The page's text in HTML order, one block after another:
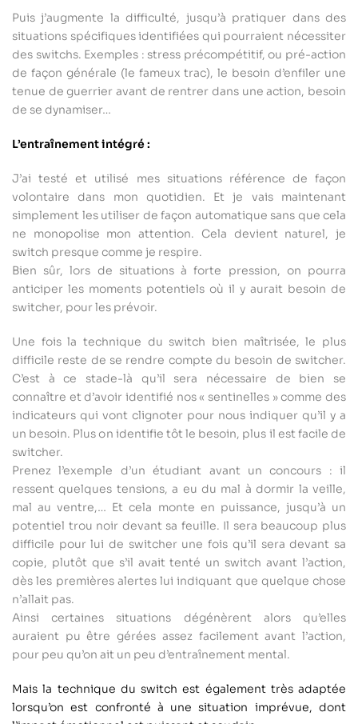
Puis j’augmente la difficulté, jusqu’à pratiquer dans des
situations spécifiques identifiées qui pourraient nécessiter
des switchs. Exemples : stress précompétitif, ou pré-action
de façon générale (le fameux trac), le besoin d’enfiler une
tenue de guerrier avant de rentrer dans une action, besoin
de se dynamiser…
L’entraînement intégré :
J’ai testé et utilisé mes situations référence de façon
volontaire dans mon quotidien. Et je vais maintenant
simplement les utiliser de façon automatique sans que cela
ne monopolise mon attention. Cela devient naturel, je
switch presque comme je respire.
Bien sûr, lors de situations à forte pression, on pourra
anticiper les moments potentiels où il y aurait besoin de
switcher, pour les prévoir.
Une fois la technique du switch bien maîtrisée, le plus
difficile reste de se rendre compte du besoin de switcher.
C’est à ce stade-là qu’il sera nécessaire de bien se
connaître et d’avoir identifié nos « sentinelles » comme des
indicateurs qui vont clignoter pour nous indiquer qu’il y a
un besoin. Plus on identifie tôt le besoin, plus il est facile de
switcher.
Prenez l’exemple d’un étudiant avant un concours : il
ressent quelques tensions, a eu du mal à dormir la veille,
mal au ventre,… Et cela monte en puissance, jusqu’à un
potentiel trou noir devant sa feuille. Il sera beaucoup plus
difficile pour lui de switcher une fois qu’il sera devant sa
copie, plutôt que s’il avait tenté un switch avant l’action,
dès les premières alertes lui indiquant que quelque chose
n’allait pas.
Ainsi certaines situations dégénèrent alors qu’elles
auraient pu être gérées assez facilement avant l’action,
pour peu qu’on ait un peu d’entraînement mental.
Mais la technique du switch est également très adaptée
lorsqu’on est confronté à une situation imprévue, dont